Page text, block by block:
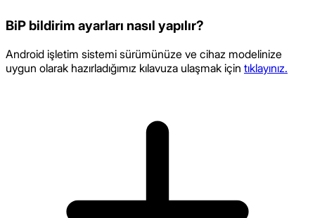
BiP bildirim ayarları nasıl yapılır?
Android işletim sistemi sürümünüze ve cihaz modelinize
uygun olarak hazırladığımız kılavuza ulaşmak için tıklayınız.